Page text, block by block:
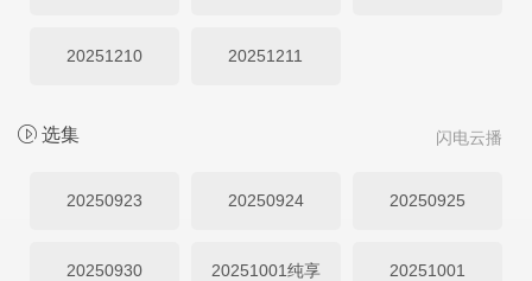
20251210 20251211
闪电云播
选集
20250923 20250924 20250925
20250930 20251001纯享 20251001